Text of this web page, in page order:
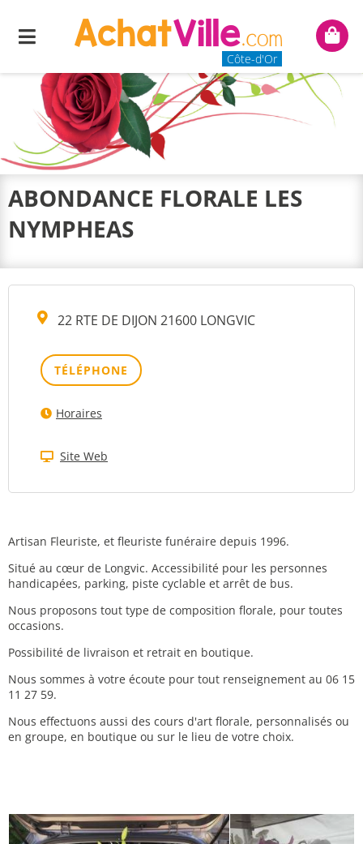
Menu
Côte-d'Or
Mon
ABONDANCE FLORALE LES
NYMPHEAS
22 RTE DE DIJON 21600 LONGVIC
TÉLÉPHONE
Horaires
Site Web
Artisan Fleuriste, et fleuriste funéraire depuis 1996.
Situé au cœur de Longvic. Accessibilité pour les personnes
handicapées, parking, piste cyclable et arrêt de bus.
Nous proposons tout type de composition florale, pour toutes
occasions.
Possibilité de livraison et retrait en boutique.
Nous sommes à votre écoute pour tout renseignement au 06 15
11 27 59.
Nous effectuons aussi des cours d'art florale, personnalisés ou
en groupe, en boutique ou sur le lieu de votre choix.